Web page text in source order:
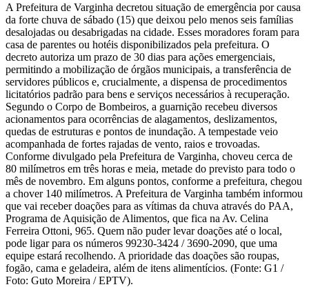
A Prefeitura de Varginha decretou situação de emergência por causa
da forte chuva de sábado (15) que deixou pelo menos seis famílias
desalojadas ou desabrigadas na cidade. Esses moradores foram para
casa de parentes ou hotéis disponibilizados pela prefeitura. O
decreto autoriza um prazo de 30 dias para ações emergenciais,
permitindo a mobilização de órgãos municipais, a transferência de
servidores públicos e, crucialmente, a dispensa de procedimentos
licitatórios padrão para bens e serviços necessários à recuperação.
Segundo o Corpo de Bombeiros, a guarnição recebeu diversos
acionamentos para ocorrências de alagamentos, deslizamentos,
quedas de estruturas e pontos de inundação. A tempestade veio
acompanhada de fortes rajadas de vento, raios e trovoadas.
Conforme divulgado pela Prefeitura de Varginha, choveu cerca de
80 milímetros em três horas e meia, metade do previsto para todo o
mês de novembro. Em alguns pontos, conforme a prefeitura, chegou
a chover 140 milímetros. A Prefeitura de Varginha também informou
que vai receber doações para as vítimas da chuva através do PAA,
Programa de Aquisição de Alimentos, que fica na Av. Celina
Ferreira Ottoni, 965. Quem não puder levar doações até o local,
pode ligar para os números 99230-3424 / 3690-2090, que uma
equipe estará recolhendo. A prioridade das doações são roupas,
fogão, cama e geladeira, além de itens alimentícios. (Fonte: G1 /
Foto: Guto Moreira / EPTV).